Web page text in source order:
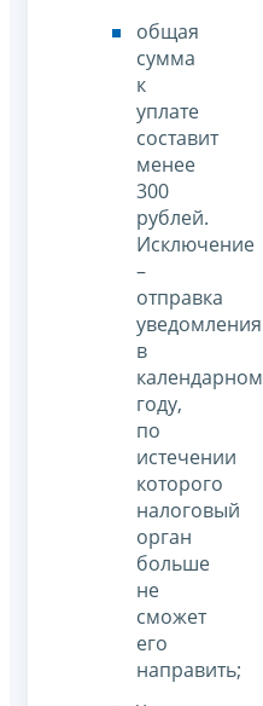
общая
сумма
к
уплате
составит
менее
300
рублей.
Исключение
–
отправка
уведомления
в
календарном
году,
по
истечении
которого
налоговый
орган
больше
не
сможет
его
направить;